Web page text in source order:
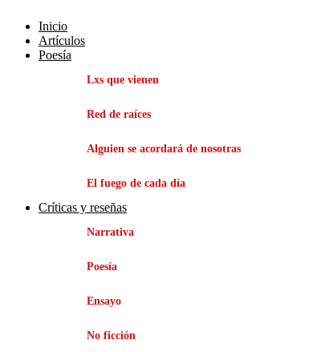
Inicio
Artículos
Poesía
Lxs que vienen
Red de raíces
Alguien se acordará de nosotras
El fuego de cada día
Críticas y reseñas
Narrativa
Poesía
Ensayo
No ficción